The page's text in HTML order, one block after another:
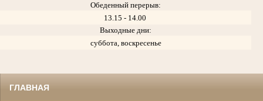
Обеденный перерыв:
13.15 - 14.00
Выходные дни:
суббота, воскресенье
ГЛАВНАЯ